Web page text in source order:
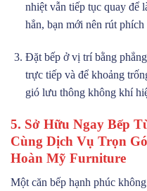
nhiệt vẫn tiếp tục quay để
hẳn, bạn mới nên rút phích
Đặt bếp ở vị trí bằng
trực tiếp và để khoảng
gió lưu thông không khí
5. Sở Hữu Ngay Bếp
Cùng Dịch Vụ Trọn
Hoàn Mỹ Furniture
Một căn bếp hạnh phúc